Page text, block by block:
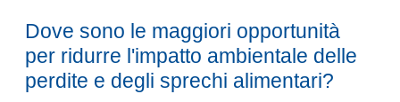
Dove sono le maggiori opportunità
per ridurre l'impatto ambientale delle
perdite e degli sprechi alimentari?